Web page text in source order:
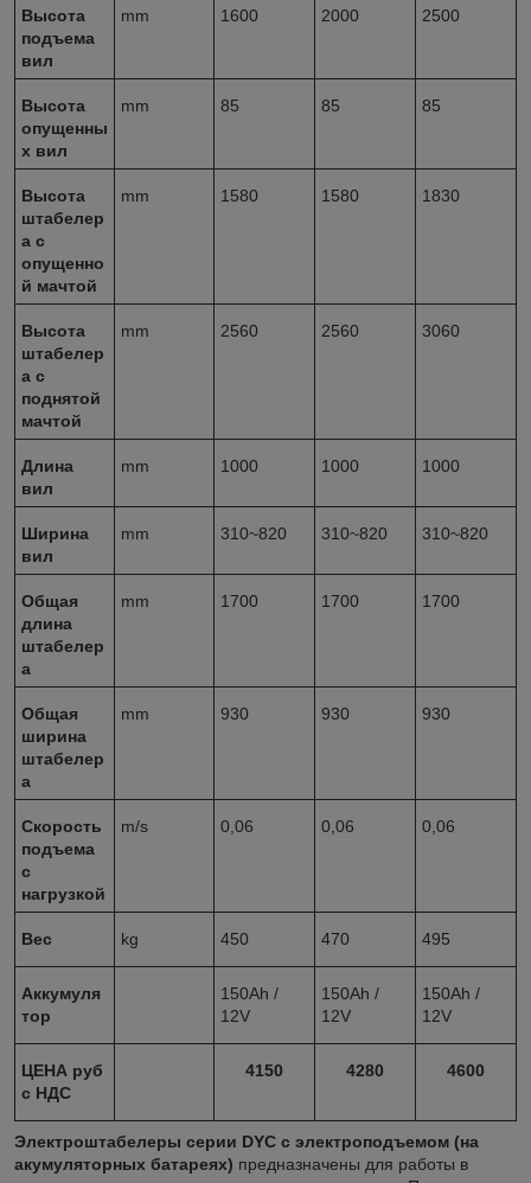
Высота
подъема
вил
mm 1600 2000 2500
Высота
опущенны
х вил
mm 85 85 85
Высота
штабелер
а с
опущенно
й мачтой
mm 1580 1580 1830
Высота
штабелер
а с
поднятой
мачтой
mm 2560 2560 3060
Длина
вил
mm 1000 1000 1000
Ширина
вил
mm 310~820 310~820 310~820
Общая
длина
штабелер
а
mm 1700 1700 1700
Общая
ширина
штабелер
а
mm 930 930 930
Скорость
подъема
с
нагрузкой
m/s 0,06 0,06 0,06
Вес kg 450 470 495
Аккумуля
тор
150Ah /
12V
150Ah /
12V
150Ah /
12V
ЦЕНА руб
с НДС
4150 4280 4600
Электроштабелеры серии DYC с электроподъемом (на
акумуляторных батареях) предназначены для работы в